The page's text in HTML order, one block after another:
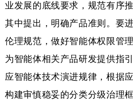
北京 天津
辽宁 吉林
浙江 安徽
业发展的底线要求，规范有序
其中提出，明确产品准则。要
伦理规范，做好智能体权限管
为智能体相关产品研发提供指
应智能体技术演进规律，根据
构建审慎稳妥的分类分级治理